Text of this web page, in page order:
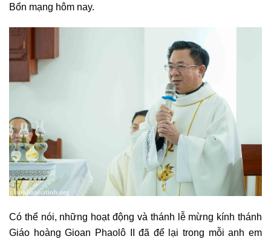
Bổn mạng hôm nay.
Có thể nói, những hoạt động và thánh lễ mừng kính thánh
Giáo hoàng Gioan Phaolô II đã để lại trong mỗi anh em